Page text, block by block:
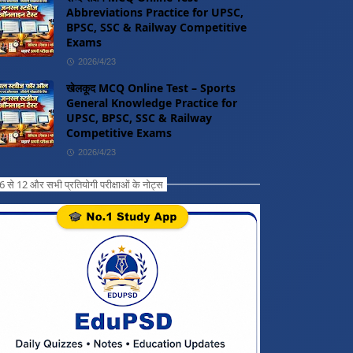
Abbreviations Practice for UPSC,
BPSC, SSC & Railway Competitive
Exams
2026/4/23
खेलकूद MCQ Online Test – Sports
General Knowledge Practice for
UPSC, BPSC, SSC & Railway
Competitive Exams
2026/4/23
6 से 12 और सभी प्रतियोगी परीक्षाओं के नोट्स